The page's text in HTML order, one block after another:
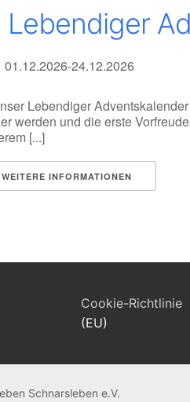
Lebendiger
01.12.2026-24.12.2026
Lebendiger
werden und die erste
[...]
WEITERE INFORMATIONEN
Cookie-Richtlinie
(EU)
Schnarsleben e.V.